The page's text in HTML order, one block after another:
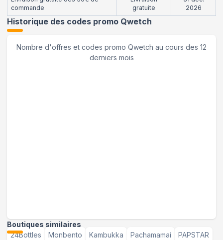
commande
gratuite
2026
Historique des codes promo Qwetch
Nombre d'offres et codes promo Qwetch au cours des 12
derniers mois
Boutiques similaires
24Bottles
Monbento Kambukka Pachamamai PAPSTAR